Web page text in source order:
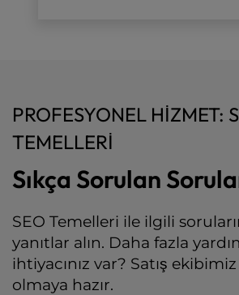
PROFESYONEL HIZMET:
TEMELLERI
Sıkça Sorulan
SEO Temelleri ile ilgili
yanıtlar alın. Daha fazla
ihtiyacınız var? Satış ekibimiz
olmaya hazır.